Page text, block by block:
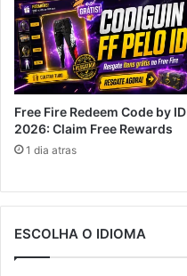
Free Fire Redeem Code by ID
2026: Claim Free Rewards
1 dia atras
ESCOLHA O IDIOMA